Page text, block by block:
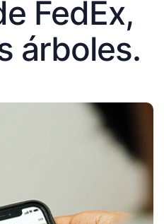
FedEx,
árboles.